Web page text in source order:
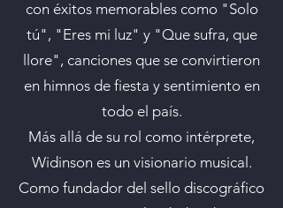
con éxitos memorables como "Solo
tú", "Eres mi luz" y "Que sufra, que
llore", canciones que se convirtieron
en himnos de fiesta y sentimiento en
todo el país.
Más allá de su rol como intérprete,
Widinson es un visionario musical.
Como fundador del sello discográfico